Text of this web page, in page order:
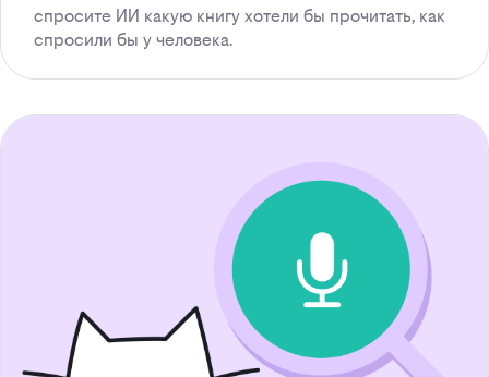
спросите ИИ какую книгу хотели бы прочитать, как
спросили бы у человека.